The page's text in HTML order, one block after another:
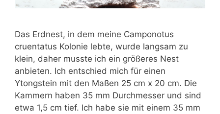
Das Erdnest, in dem meine Camponotus
cruentatus Kolonie lebte, wurde langsam zu
klein, daher musste ich ein größeres Nest
anbieten. Ich entschied mich für einen
Ytongstein mit den Maßen 25 cm x 20 cm. Die
Kammern haben 35 mm Durchmesser und sind
etwa 1,5 cm tief. Ich habe sie mit einem 35 mm